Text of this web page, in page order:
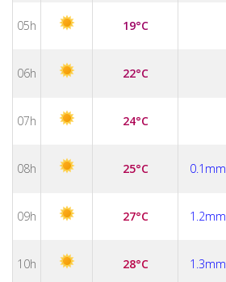
05h 19°C
06h 22°C
07h 24°C
08h 25°C 0.1mm
09h 27°C 1.2mm
10h 28°C 1.3mm